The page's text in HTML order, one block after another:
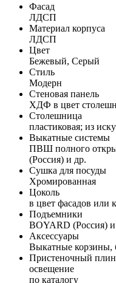
Фасад
ЛДСП
Материал корпуса
ЛДСП
Цвет
Бежевый, Серый
Стиль
Модерн
Стеновая панель
ХДФ в цвет
Столешница
пластиковая; из
Выкатные системы
ПВШ полного
(Россия) и др.
Сушка для посуды
Хромированная
Цоколь
в цвет фасадов или
Подъемники
BOYARD (Россия)
Аксессуары
Выкатные корзины,
Пристеночный
освещение
по каталогу